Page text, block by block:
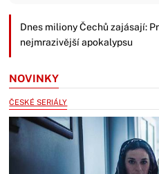
Dnes miliony Čechů zajásají:
nejmrazivější apokalypsu
NOVINKY
ČESKÉ SERIÁLY